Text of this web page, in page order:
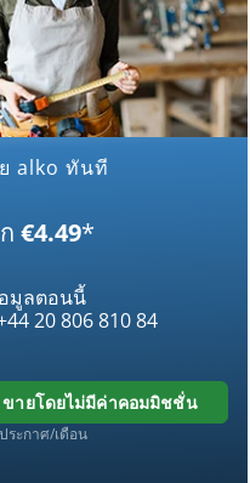
ย alko ทันที
€4.49*
มูลตอนนี้
20 806 810 84
ขายโดยไม่มีค่าคอมมิชชั่น
ระกาศ/เดือน